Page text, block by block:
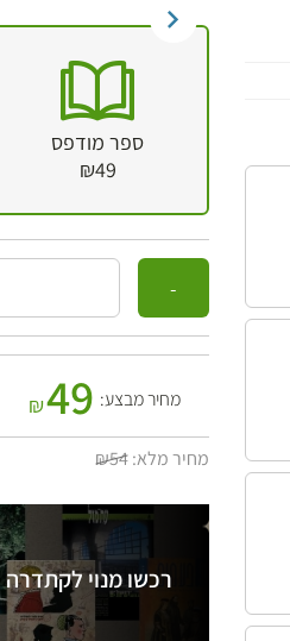
ספר מודפס
₪49
כמות
מחיר מבצע: 49
₪
מחיר מלא:₪54
רכשו מנוי לקתדרה